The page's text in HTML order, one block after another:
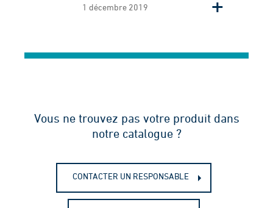
1 décembre 2019
Vous ne trouvez pas votre produit dans
notre catalogue ?
CONTACTER UN RESPONSABLE